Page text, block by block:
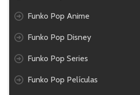
Funko Pop Anime
Funko Pop Disney
Funko Pop Series
Funko Pop Películas